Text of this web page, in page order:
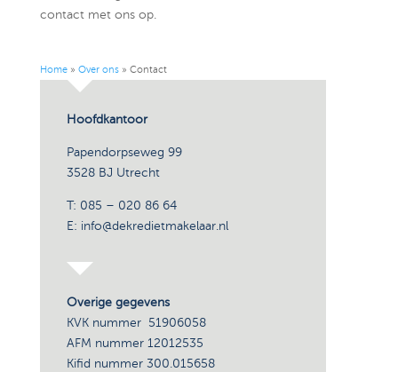
Home» Over ons» Contact
contact met ons op.
Hoofdkantoor
Papendorpseweg 99
3528 BJ Utrecht
T: 085 – 020 86 64
E: info@dekredietmakelaar.nl
Overige gegevens
KVK nummer 51906058
AFM nummer 12012535
Kifid nummer 300.015658